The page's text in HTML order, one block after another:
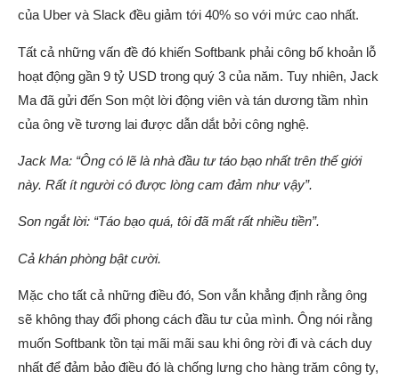
của Uber và Slack đều giảm tới 40% so với mức cao nhất.
Tất cả những vấn đề đó khiến Softbank phải công bố khoản lỗ
hoạt động gần 9 tỷ USD trong quý 3 của năm. Tuy nhiên, Jack
Ma đã gửi đến Son một lời động viên và tán dương tầm nhìn
của ông về tương lai được dẫn dắt bởi công nghệ.
Jack Ma: “Ông có lẽ là nhà đầu tư táo bạo nhất trên thế giới
này. Rất ít người có được lòng cam đảm như vậy”.
Son ngắt lời: “Táo bạo quá, tôi đã mất rất nhiều tiền”.
Cả khán phòng bật cười.
Mặc cho tất cả những điều đó, Son vẫn khẳng định rằng ông
sẽ không thay đổi phong cách đầu tư của mình. Ông nói rằng
muốn Softbank tồn tại mãi mãi sau khi ông rời đi và cách duy
nhất để đảm bảo điều đó là chống lưng cho hàng trăm công ty,